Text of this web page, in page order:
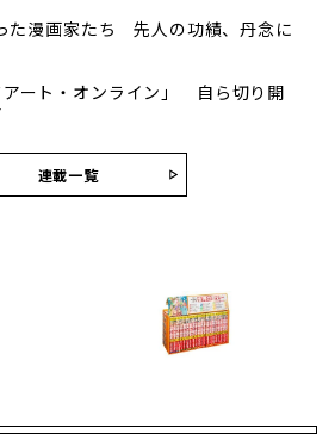
た漫画家たち 先人の功績、丹念に
ート・オンライン」 自ら切り開
連載一覧